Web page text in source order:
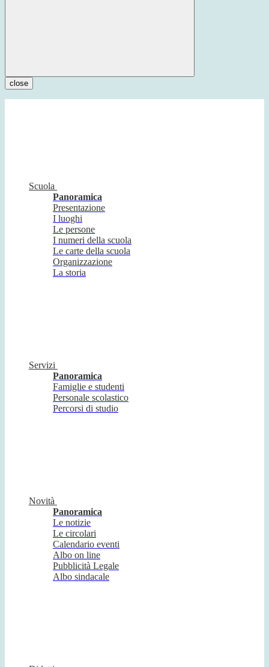
close
Scuola
Panoramica
Presentazione
I luoghi
Le persone
I numeri della scuola
Le carte della scuola
Organizzazione
La storia
Servizi
Panoramica
Famiglie e studenti
Personale scolastico
Percorsi di studio
Novità
Panoramica
Le notizie
Le circolari
Calendario eventi
Albo on line
Pubblicità Legale
Albo sindacale